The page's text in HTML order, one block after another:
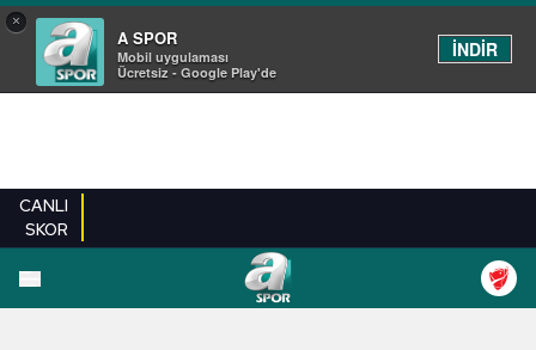
×
A SPOR
Mobil uygulaması
Ücretsiz - Google Play'de
İNDİR
CANLI
SKOR
EN YENILER